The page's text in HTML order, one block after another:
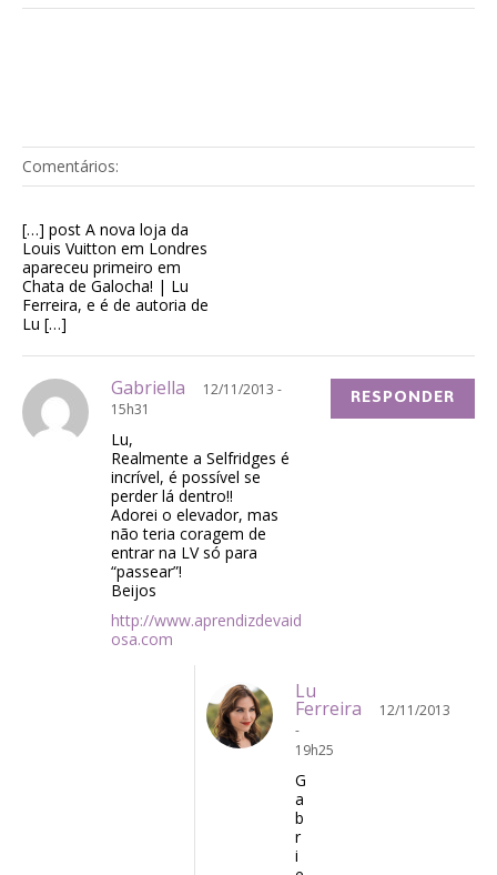
Comentários:
[…] post A nova loja da
Louis Vuitton em Londres
apareceu primeiro em
Chata de Galocha! | Lu
Ferreira, e é de autoria de
Lu […]
Gabriella
12/11/2013 -
15h31
Lu,
Realmente a Selfridges é
incrível, é possível se
perder lá dentro!!
Adorei o elevador, mas
não teria coragem de
entrar na LV só para
“passear”!
Beijos
http://www.aprendizdevaid
osa.com
RESPONDER
Lu
Ferreira
12/11/2013
-
19h25
G
a
b
r
i